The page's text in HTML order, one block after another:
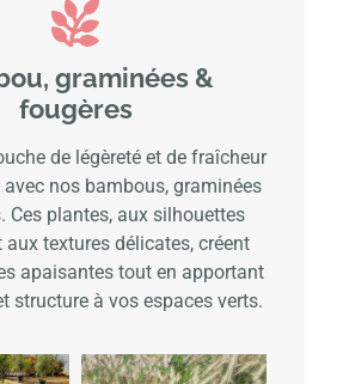
graminées &
fougères
de légèreté et de fraîcheur
nos bambous, graminées
Ces plantes, aux silhouettes
aux textures délicates, créent
apaisantes tout en apportant
structure à vos espaces verts.